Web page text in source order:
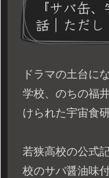
『サバ缶
話｜ただし
ドラマの土台に
学校、のちの福
けられた宇宙食
若狭高校の公式
校のサバ醤油味